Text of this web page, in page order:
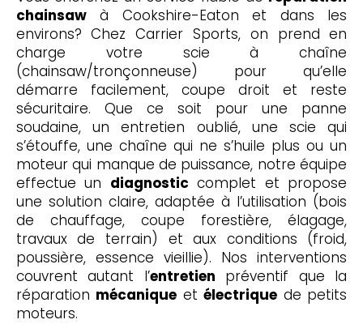
chainsawà Cookshire-Eaton et dans les
environs? Chez Carrier Sports, on prend en
charge votre scie à chaîne
(chainsaw/tronçonneuse) pour qu’elle
démarre facilement, coupe droit et reste
sécuritaire. Que ce soit pour une panne
soudaine, un entretien oublié, une scie qui
s’étouffe, une chaîne qui ne s’huile plus ou un
moteur qui manque de puissance, notre équipe
effectue un diagnosticcomplet et propose
une solution claire, adaptée à l’utilisation (bois
de chauffage, coupe forestière, élagage,
travaux de terrain) et aux conditions (froid,
poussière, essence vieillie). Nos interventions
couvrent autant l’entretien préventif que la
réparation mécanique etélectrique de petits
moteurs.